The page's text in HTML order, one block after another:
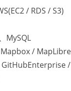
/ RDS / S3)
MySQL
/